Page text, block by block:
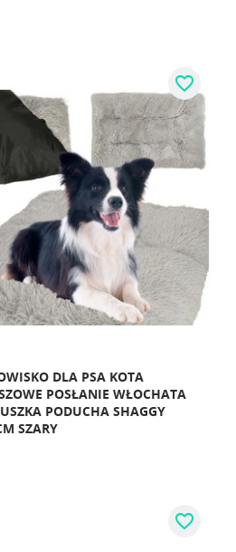
DLA PSA KOTA
POSŁANIE WŁOCHATA
PODUCHA SHAGGY
SZARY
favorite_border
favorite_border